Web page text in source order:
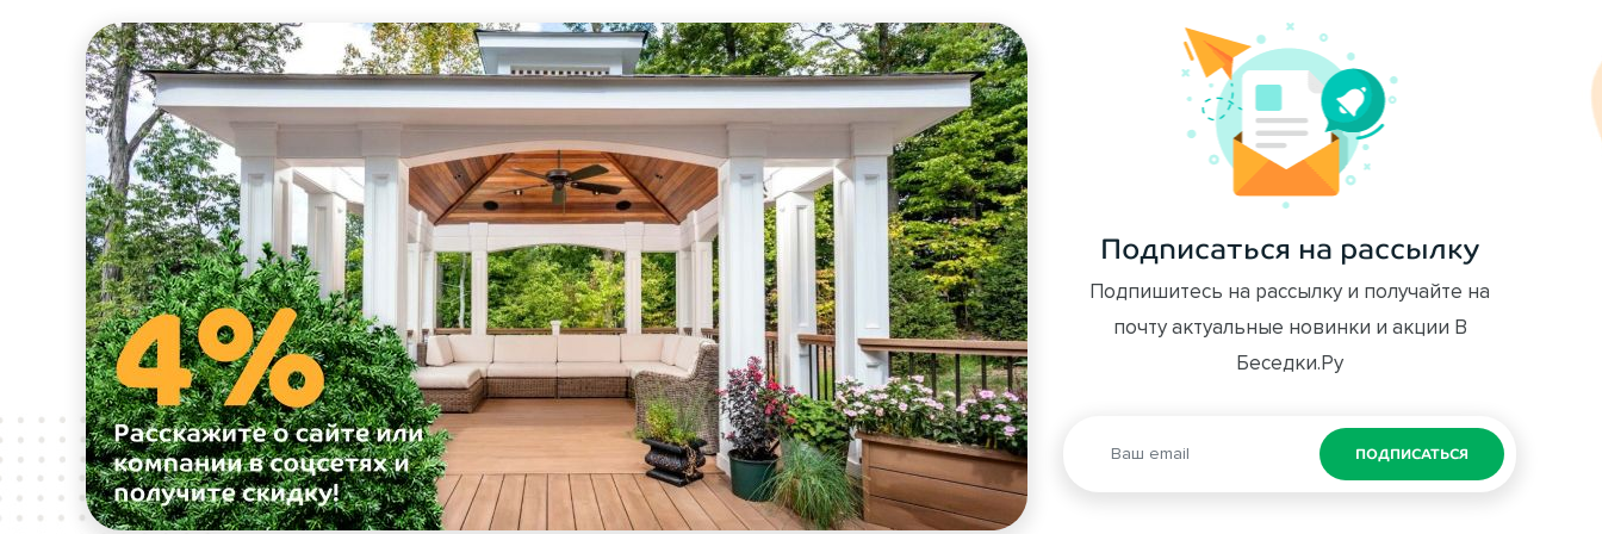
Подписаться на рассылку
Подпишитесь на рассылку и получайте на
почту актуальные новинки и акции В
Беседки.Ру
ПОДПИСАТЬСЯ